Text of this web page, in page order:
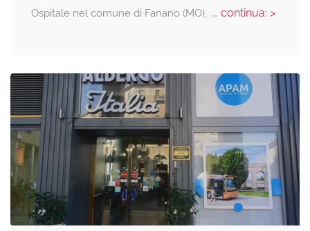
Ospitale nel comune di Fanano (MO), ... continua: >